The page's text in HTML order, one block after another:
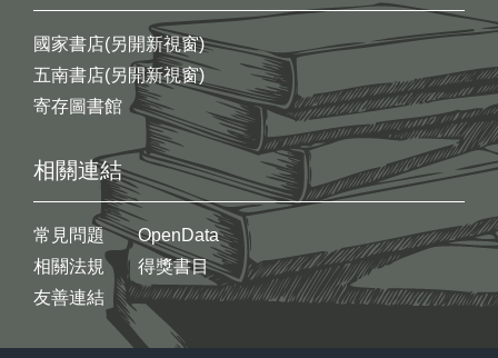
國家書店(另開新視窗)
五南書店(另開新視窗)
寄存圖書館
相關連結
常見問題
相關法規
友善連結
OpenData
得獎書目